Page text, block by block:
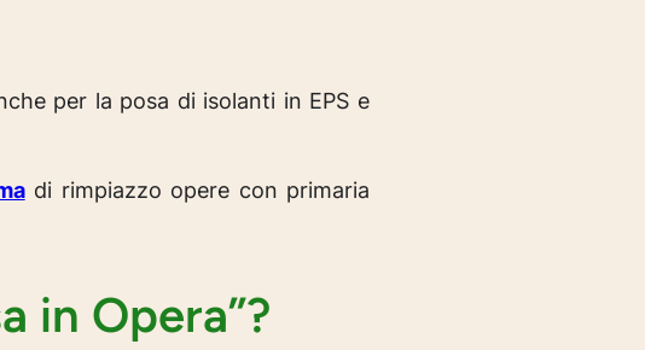
per la posa di isolanti in EPS e
di rimpiazzo opere con primaria
in Opera”?